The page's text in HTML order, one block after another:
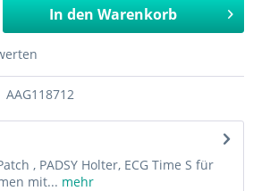
In den Warenkorb
AAG118712
, PADSY Holter, ECG Time S für
mit... mehr